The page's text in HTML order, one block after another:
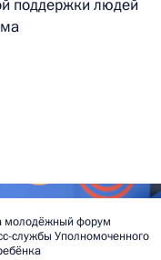
поддержки людей
молодёжный форум
службы Уполномоченного